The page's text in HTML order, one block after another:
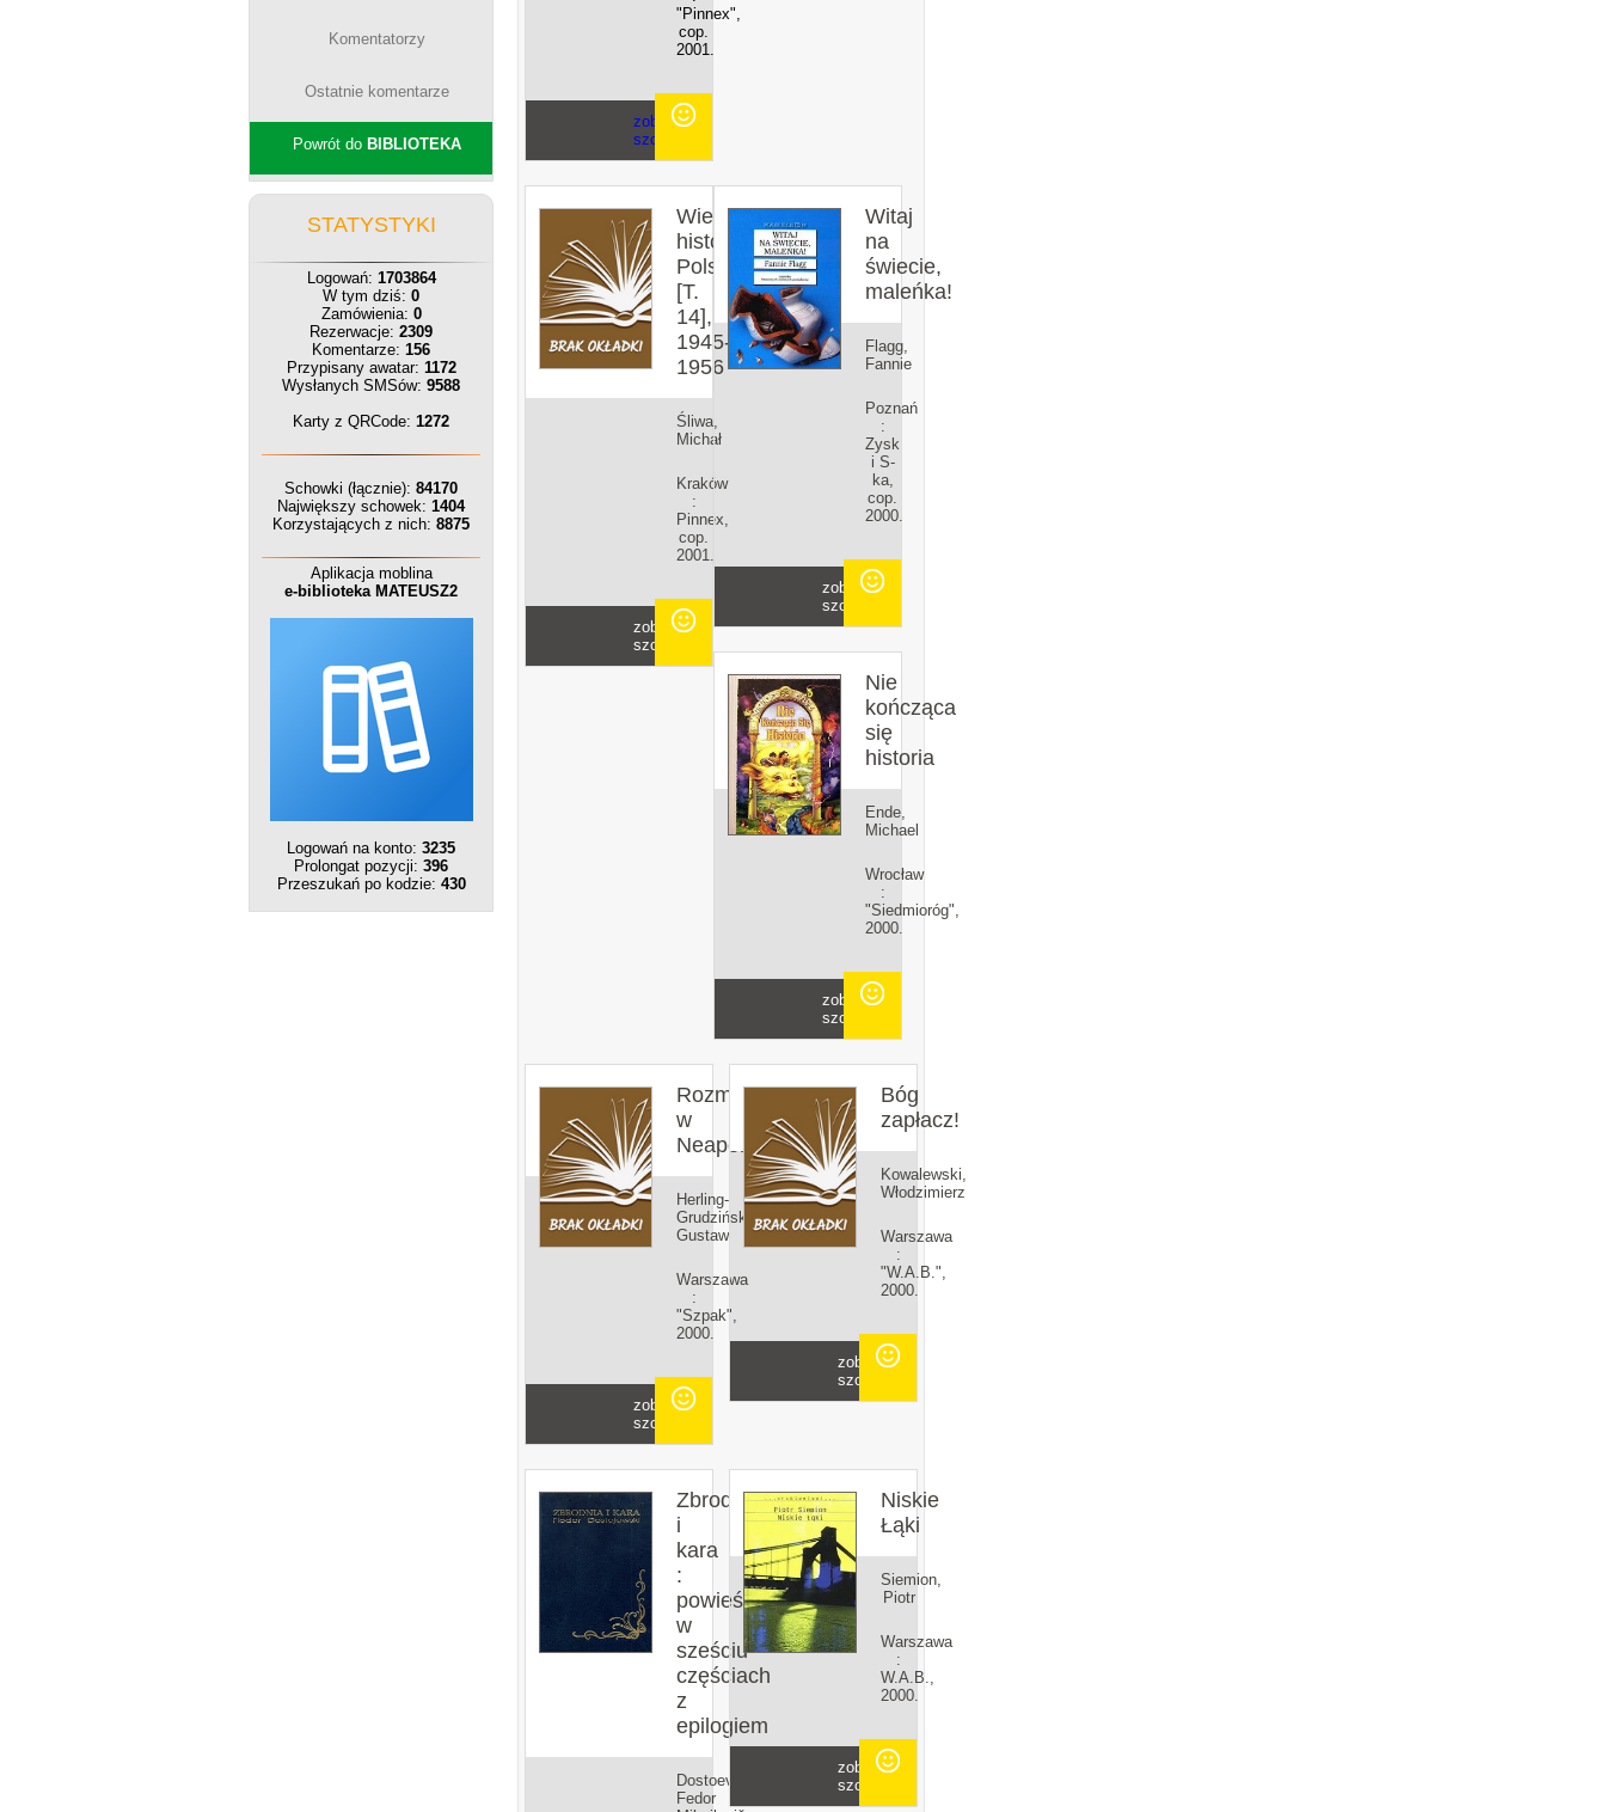
Komentatorzy
Ostatnie komentarze
Powrót do BIBLIOTEKA
STATYSTYKI
Logowań: 1703864
W tym dziś: 0
Zamówienia: 0
Rezerwacje: 2309
Komentarze: 156
Przypisany awatar: 1172
Wysłanych SMSów: 9588
Karty z QRCode: 1272
Schowki (łącznie): 84170
Największy schowek: 1404
Korzystających z nich: 8875
Aplikacja moblina
e-biblioteka MATEUSZ2
Logowań na konto: 3235
Prolongat pozycji: 396
Przeszukań po kodzie: 430
"Pinnex",
cop.
2001.
zobacz
szczegóły
Wielka
historia
Polski.
[T.
14],
1945-
1956
Śliwa,
Michał
Kraków
:
Pinnex,
cop.
2001.
zobacz
szczegóły
Witaj
na
świecie,
maleńka!
Flagg,
Fannie
Poznań
:
Zysk
i S-
ka,
cop.
2000.
zobacz
szczegóły
Nie
kończąca
się
historia
Ende,
Michael
Wrocław
:
"Siedmioróg",
2000.
zobacz
szczegóły
Rozmowy
w
Neapolu
Herling-
Grudziński,
Gustaw
Warszawa
:
"Szpak",
2000.
zobacz
szczegóły
Bóg
zapłacz!
Kowalewski,
Włodzimierz
Warszawa
:
"W.A.B.",
2000.
zobacz
szczegóły
Zbrodnia
i
kara
:
powieść
w
sześciu
częściach
z
epilogiem
Dostoevskij,
Fedor
Niskie
Łąki
Siemion,
Piotr
Warszawa
:
W.A.B.,
2000.
zobacz
szczegóły